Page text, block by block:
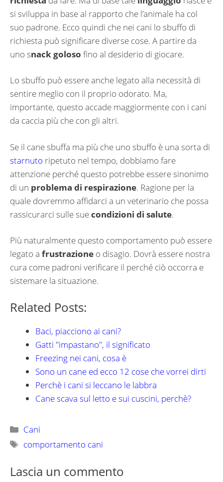
si sviluppa in base al rapporto che l’animale ha col
suo padrone. Ecco quindi che nei cani lo sbuffo di
richiesta può significare diverse cose. A partire da
uno snack goloso fino al desiderio di giocare.
Lo sbuffo può essere anche legato alla necessità di
sentire meglio con il proprio odorato. Ma,
importante, questo accade maggiormente con i cani
da caccia più che con gli altri.
Se il cane sbuffa ma più che uno sbuffo è una sorta di
starnuto ripetuto nel tempo, dobbiamo fare
attenzione perché questo potrebbe essere sinonimo
di un problema di respirazione. Ragione per la
quale dovremmo affidarci a un veterinario che possa
rassicurarci sulle suecondizioni di salute.
Più naturalmente questo comportamento può essere
legato a frustrazione o disagio. Dovrà essere nostra
cura come padroni verificare il perché ciò occorra e
sistemare la situazione.
Related Posts:
Baci, piacciono ai cani?
Gatti "impastano", il significato
Freezing nei cani, cosa è
Sono un cane ed ecco 12 cose che vorrei dirti
Perchè i cani si leccano le labbra
Cane scava sul letto e sui cuscini, perchè?
Categorie
Cani
Tag
comportamento cani
Lascia un commento